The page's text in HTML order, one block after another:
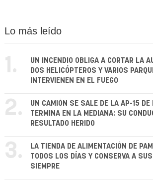
Lo más leído
1.
UN INCENDIO OBLIGA A CORTAR LA
DOS HELICÓPTEROS Y VARIOS
INTERVIENEN EN EL FUEGO
2.
UN CAMIÓN SE SALE DE LA AP-15 DE
TERMINA EN LA MEDIANA: SU
RESULTADO HERIDO
3.
LA TIENDA DE ALIMENTACIÓN DE
TODOS LOS DÍAS Y CONSERVA A
SIEMPRE